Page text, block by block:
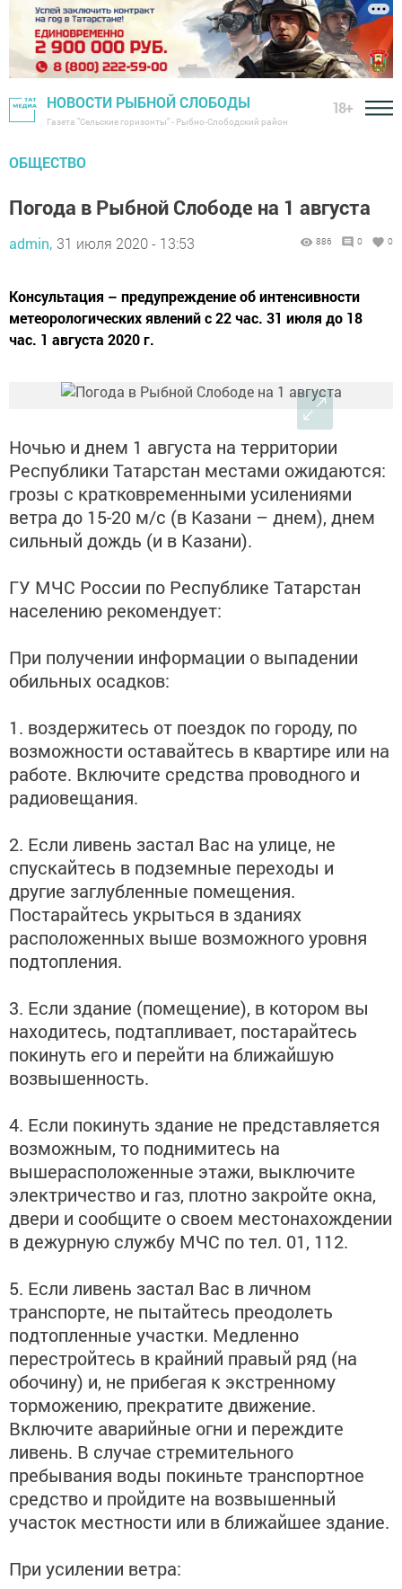
НОВОСТИ РЫБНОЙ СЛОБОДЫ
Газета "Сельские горизонты" - Рыбно-Слободский район
18+
ОБЩЕСТВО
Погода в Рыбной Слободе на 1 августа
admin, 31 июля 2020 - 13:53 886 0 0
Консультация – предупреждение об интенсивности
метеорологических явлений с 22 час. 31 июля до 18
час. 1 августа 2020 г.
Ночью и днем 1 августа на территории
Республики Татарстан местами ожидаются:
грозы с кратковременными усилениями
ветра до 15-20 м/с (в Казани – днем), днем
сильный дождь (и в Казани).
ГУ МЧС России по Республике Татарстан
населению рекомендует:
При получении информации о выпадении
обильных осадков:
1. воздержитесь от поездок по городу, по
возможности оставайтесь в квартире или на
работе. Включите средства проводного и
радиовещания.
2. Если ливень застал Вас на улице, не
спускайтесь в подземные переходы и
другие заглубленные помещения.
Постарайтесь укрыться в зданиях
расположенных выше возможного уровня
подтопления.
3. Если здание (помещение), в котором вы
находитесь, подтапливает, постарайтесь
покинуть его и перейти на ближайшую
возвышенность.
4. Если покинуть здание не представляется
возможным, то поднимитесь на
вышерасположенные этажи, выключите
электричество и газ, плотно закройте окна,
двери и сообщите о своем местонахождении
в дежурную службу МЧС по тел. 01, 112.
5. Если ливень застал Вас в личном
транспорте, не пытайтесь преодолеть
подтопленные участки. Медленно
перестройтесь в крайний правый ряд (на
обочину) и, не прибегая к экстренному
торможению, прекратите движение.
Включите аварийные огни и переждите
ливень. В случае стремительного
пребывания воды покиньте транспортное
средство и пройдите на возвышенный
участок местности или в ближайшее здание.
При усилении ветра: